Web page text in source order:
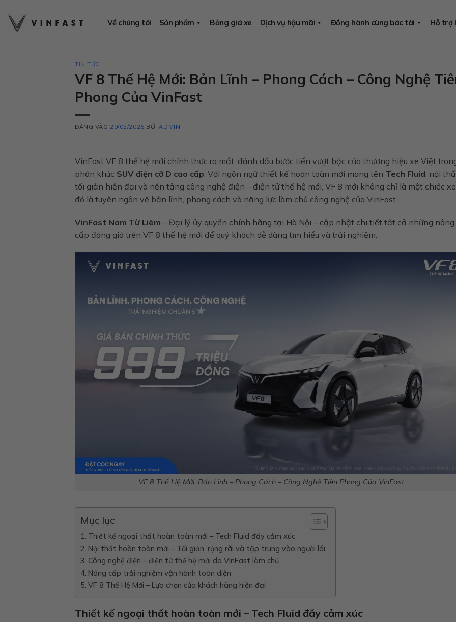
qua
Về chúng tôi Sản phẩm Bảng giá xe Dịch vụ hậu mãi Đồng hành cùng bác tài Hỗ trợ
TIN TỨC
VF 8 Thế Hệ Mới: Bản Lĩnh – Phong Cách – Công Nghệ
Phong Của VinFast
ĐĂNG VÀO 20/05/2026 BỞI ADMIN
VinFast VF 8 thế hệ mới chính thức ra mắt, đánh dấu bước tiến vượt bậc của thương hiệu xe Việt
phân khúc SUV điện cỡ D cao cấp . Với ngôn ngữ thiết kế hoàn toàn mới mang tên Tech Fluid , nội
tối giản hiện đại và nền tảng công nghệ điện – điện tử thế hệ mới, VF 8 mới không chỉ là một chiếc
đó là tuyên ngôn về bản lĩnh, phong cách và năng lực làm chủ công nghệ của VinFast.
VinFast Nam Từ Liêm – Đại lý ủy quyền chính hãng tại Hà Nội – cập nhật chi tiết tất cả những nâng
cấp đáng giá trên VF 8 thế hệ mới để quý khách dễ dàng tìm hiểu và trải nghiệm.
VF 8 Thế Hệ Mới: Bản Lĩnh – Phong Cách – Công Nghệ Tiên Phong Của VinFast
Mục lục
Thiết kế ngoại thất hoàn toàn mới – Tech Fluid đầy cảm xúc
Nội thất hoàn toàn mới – Tối giản, rộng rãi và tập trung vào người lái
Công nghệ điện – điện tử thế hệ mới do VinFast làm chủ
Nâng cấp trải nghiệm vận hành toàn diện
VF 8 Thế Hệ Mới – Lựa chọn của khách hàng hiện đại
Thiết kế ngoại thất hoàn toàn mới – Tech Fluid đầy cảm xúc